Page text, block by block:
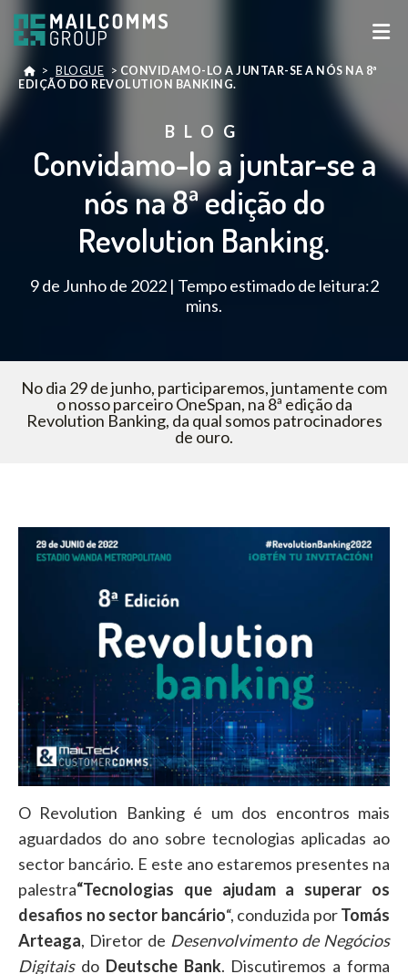
> BLOGUE > CONVIDAMO-LO A JUNTAR-SE A NÓS NA 8ª
EDIÇÃO DO REVOLUTION BANKING.
BLOG
Convidamo-lo a juntar-se a
nós na 8ª edição do
Revolution Banking.
9 de Junho de 2022 | Tempo estimado de leitura:2
mins.
No dia 29 de junho, participaremos, juntamente com
o nosso parceiro OneSpan, na 8ª edição da
Revolution Banking, da qual somos patrocinadores
de ouro.
O Revolution Banking é um dos encontros mais
aguardados do ano sobre tecnologias aplicadas ao
sector bancário. E este ano estaremos presentes na
palestra“Tecnologias que ajudam a superar os
desafios no sector bancário“, conduzida porTomás
Arteaga, Diretor de Desenvolvimento de Negócios
Digitaisdo Deutsche Bank. Discutiremos a forma